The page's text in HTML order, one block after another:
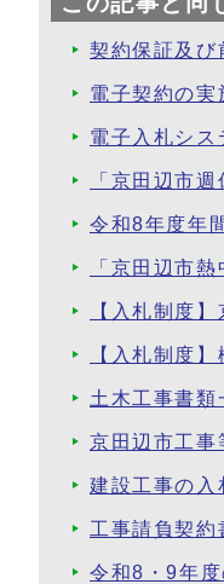
契約保証及び
電子契約の実
電子入札シス
「京田辺市
令和8年度年
「京田辺市
【入札制度
【入札制度
土木工事書類
京田辺市工事
建設工事の入
工事請負契約
令和8・9年